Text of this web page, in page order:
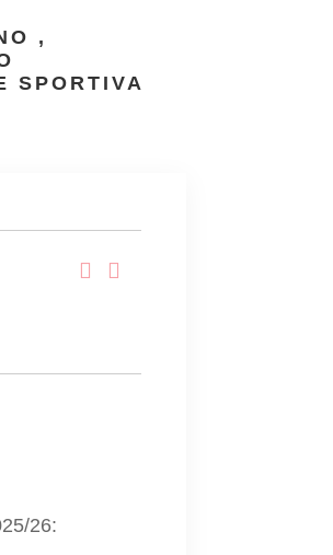
,
SPORTIVA
26: